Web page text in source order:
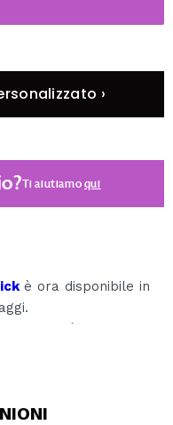
›
Ti aiutiamoqui
è ora disponibile in
ed è ideale per
o su aree specifiche